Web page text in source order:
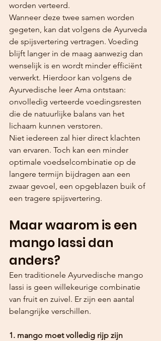
worden verteerd.
Wanneer deze twee samen worden
gegeten, kan dat volgens de Ayurveda
de spijsvertering vertragen. Voeding
blijft langer in de maag aanwezig dan
wenselijk is en wordt minder efficiënt
verwerkt. Hierdoor kan volgens de
Ayurvedische leer Ama ontstaan:
onvolledig verteerde voedingsresten
die de natuurlijke balans van het
lichaam kunnen verstoren.
Niet iedereen zal hier direct klachten
van ervaren. Toch kan een minder
optimale voedselcombinatie op de
langere termijn bijdragen aan een
zwaar gevoel, een opgeblazen buik of
een tragere spijsvertering.
Maar waarom is een
mango lassi dan
anders?
Een traditionele Ayurvedische mango
lassi is geen willekeurige combinatie
van fruit en zuivel. Er zijn een aantal
belangrijke verschillen.
1. mango moet volledig rijp zijn